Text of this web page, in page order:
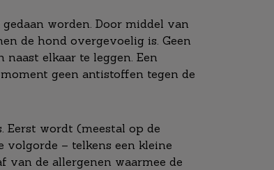
worden. Door middel van
de hond overgevoelig is. Geen
elkaar te leggen. Een
geen antistoffen tegen de
Eerst wordt (meestal op de
volgorde – telkens een kleine
van de allergenen waarmee de